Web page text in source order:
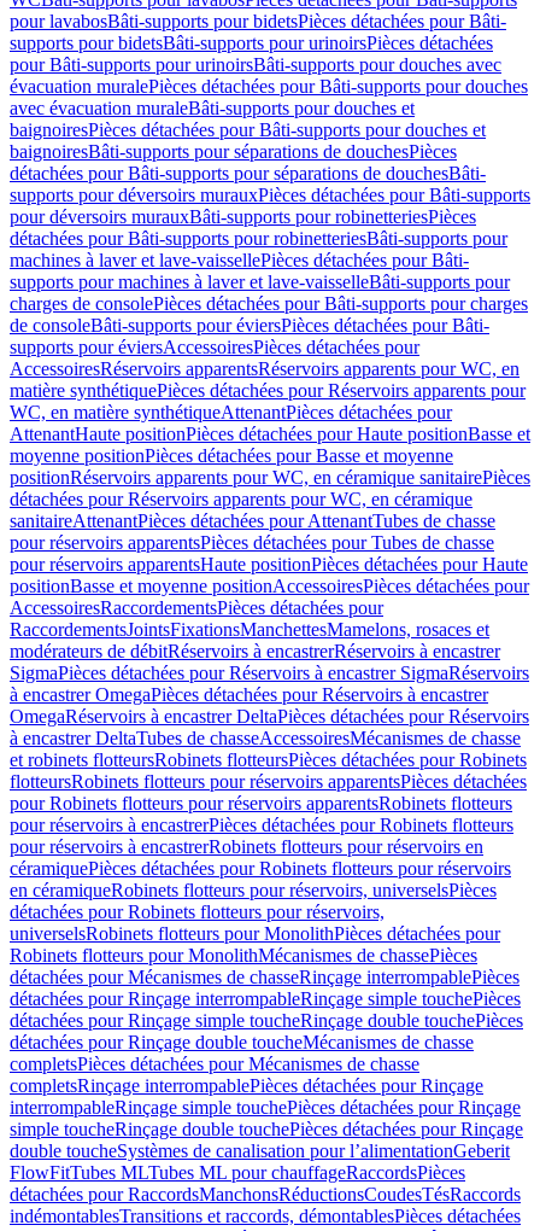
pour lavabosBâti-supports pour bidetsPièces détachées pour Bâti-
supports pour bidetsBâti-supports pour urinoirsPièces détachées
pour Bâti-supports pour urinoirsBâti-supports pour douches avec
évacuation muralePièces détachées pour Bâti-supports pour douches
avec évacuation muraleBâti-supports pour douches et
baignoiresPièces détachées pour Bâti-supports pour douches et
baignoiresBâti-supports pour séparations de douchesPièces
détachées pour Bâti-supports pour séparations de douchesBâti-
supports pour déversoirs murauxPièces détachées pour Bâti-supports
pour déversoirs murauxBâti-supports pour robinetteriesPièces
détachées pour Bâti-supports pour robinetteriesBâti-supports pour
machines à laver et lave-vaissellePièces détachées pour Bâti-
supports pour machines à laver et lave-vaisselleBâti-supports pour
charges de consolePièces détachées pour Bâti-supports pour charges
de consoleBâti-supports pour éviersPièces détachées pour Bâti-
supports pour éviersAccessoiresPièces détachées pour
AccessoiresRéservoirs apparentsRéservoirs apparents pour WC, en
matière synthétiquePièces détachées pour Réservoirs apparents pour
WC, en matière synthétiqueAttenantPièces détachées pour
AttenantHaute positionPièces détachées pour Haute positionBasse et
moyenne positionPièces détachées pour Basse et moyenne
positionRéservoirs apparents pour WC, en céramique sanitairePièces
détachées pour Réservoirs apparents pour WC, en céramique
sanitaireAttenantPièces détachées pour AttenantTubes de chasse
pour réservoirs apparentsPièces détachées pour Tubes de chasse
pour réservoirs apparentsHaute positionPièces détachées pour Haute
positionBasse et moyenne positionAccessoiresPièces détachées pour
AccessoiresRaccordementsPièces détachées pour
RaccordementsJointsFixationsManchettesMamelons, rosaces et
modérateurs de débitRéservoirs à encastrerRéservoirs à encastrer
SigmaPièces détachées pour Réservoirs à encastrer SigmaRéservoirs
à encastrer OmegaPièces détachées pour Réservoirs à encastrer
OmegaRéservoirs à encastrer DeltaPièces détachées pour Réservoirs
à encastrer DeltaTubes de chasseAccessoiresMécanismes de chasse
et robinets flotteursRobinets flotteursPièces détachées pour Robinets
flotteursRobinets flotteurs pour réservoirs apparentsPièces détachées
pour Robinets flotteurs pour réservoirs apparentsRobinets flotteurs
pour réservoirs à encastrerPièces détachées pour Robinets flotteurs
pour réservoirs à encastrerRobinets flotteurs pour réservoirs en
céramiquePièces détachées pour Robinets flotteurs pour réservoirs
en céramiqueRobinets flotteurs pour réservoirs, universelsPièces
détachées pour Robinets flotteurs pour réservoirs,
universelsRobinets flotteurs pour MonolithPièces détachées pour
Robinets flotteurs pour MonolithMécanismes de chassePièces
détachées pour Mécanismes de chasseRinçage interrompablePièces
détachées pour Rinçage interrompableRinçage simple touchePièces
détachées pour Rinçage simple toucheRinçage double touchePièces
détachées pour Rinçage double toucheMécanismes de chasse
completsPièces détachées pour Mécanismes de chasse
completsRinçage interrompablePièces détachées pour Rinçage
interrompableRinçage simple touchePièces détachées pour Rinçage
simple toucheRinçage double touchePièces détachées pour Rinçage
double toucheSystèmes de canalisation pour l’alimentationGeberit
FlowFitTubes MLTubes ML pour chauffageRaccordsPièces
détachées pour RaccordsManchonsRéductionsCoudesTésRaccords
indémontablesTransitions et raccords, démontablesPièces détachées